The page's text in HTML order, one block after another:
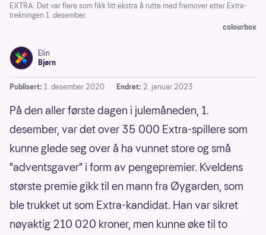
EXTRA: Det var flere som fikk litt ekstra å rutte med fremover etter Extra-
trekningen 1. desember.
colourbox
Elin
Bjørn
Publisert: 1. desember 2020 Endret: 2. januar 2023
På den aller første dagen i julemåneden, 1.
desember, var det over 35 000 Extra-spillere som
kunne glede seg over å ha vunnet store og små
"adventsgaver" i form av pengepremier. Kveldens
største premie gikk til en mann fra Øygarden, som
ble trukket ut som Extra-kandidat. Han var sikret
nøyaktig 210 020 kroner, men kunne øke til to